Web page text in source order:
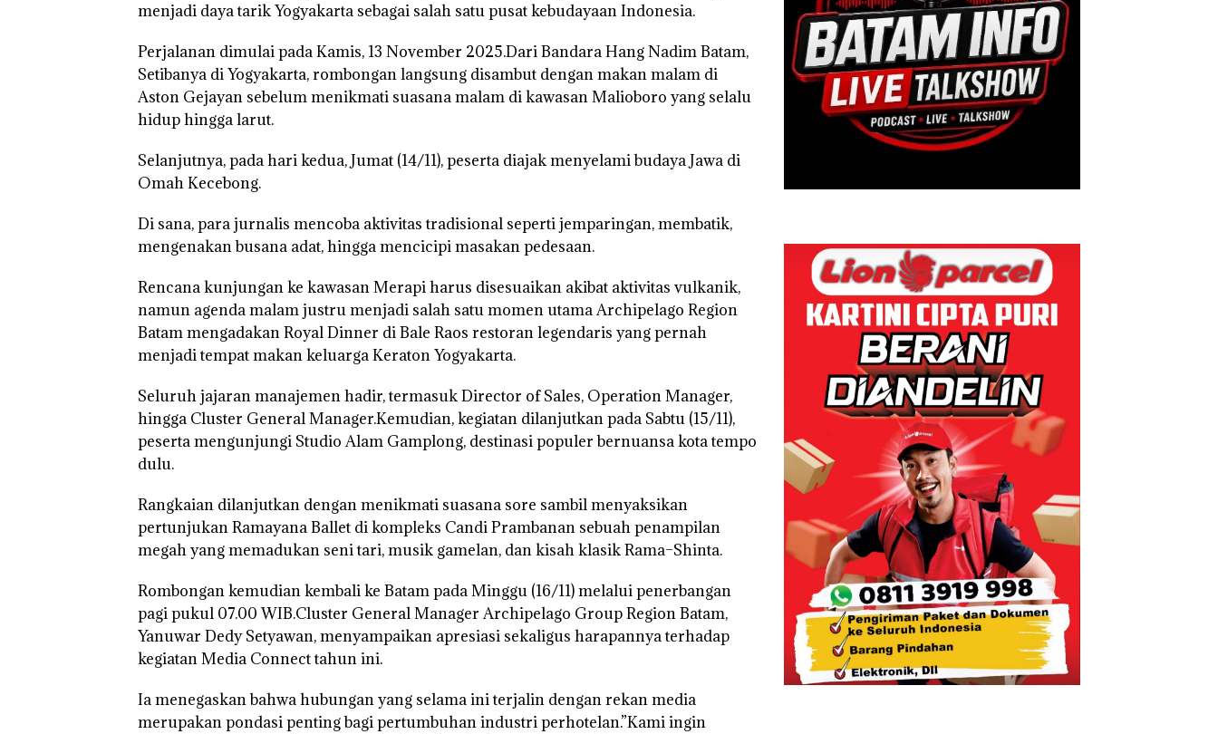
menjadi daya tarik Yogyakarta sebagai salah satu pusat kebudayaan Indonesia.
Perjalanan dimulai pada Kamis, 13 November 2025.Dari Bandara Hang Nadim Batam,
Setibanya di Yogyakarta, rombongan langsung disambut dengan makan malam di
Aston Gejayan sebelum menikmati suasana malam di kawasan Malioboro yang selalu
hidup hingga larut.
Selanjutnya, pada hari kedua, Jumat (14/11), peserta diajak menyelami budaya Jawa di
Omah Kecebong.
Di sana, para jurnalis mencoba aktivitas tradisional seperti jemparingan, membatik,
mengenakan busana adat, hingga mencicipi masakan pedesaan.
Rencana kunjungan ke kawasan Merapi harus disesuaikan akibat aktivitas vulkanik,
namun agenda malam justru menjadi salah satu momen utama Archipelago Region
Batam mengadakan Royal Dinner di Bale Raos restoran legendaris yang pernah
menjadi tempat makan keluarga Keraton Yogyakarta.
Seluruh jajaran manajemen hadir, termasuk Director of Sales, Operation Manager,
hingga Cluster General Manager.Kemudian, kegiatan dilanjutkan pada Sabtu (15/11),
peserta mengunjungi Studio Alam Gamplong, destinasi populer bernuansa kota tempo
dulu.
Rangkaian dilanjutkan dengan menikmati suasana sore sambil menyaksikan
pertunjukan Ramayana Ballet di kompleks Candi Prambanan sebuah penampilan
megah yang memadukan seni tari, musik gamelan, dan kisah klasik Rama–Shinta.
Rombongan kemudian kembali ke Batam pada Minggu (16/11) melalui penerbangan
pagi pukul 07.00 WIB.Cluster General Manager Archipelago Group Region Batam,
Yanuwar Dedy Setyawan, menyampaikan apresiasi sekaligus harapannya terhadap
kegiatan Media Connect tahun ini.
Ia menegaskan bahwa hubungan yang selama ini terjalin dengan rekan media
merupakan pondasi penting bagi pertumbuhan industri perhotelan.”Kami ingin